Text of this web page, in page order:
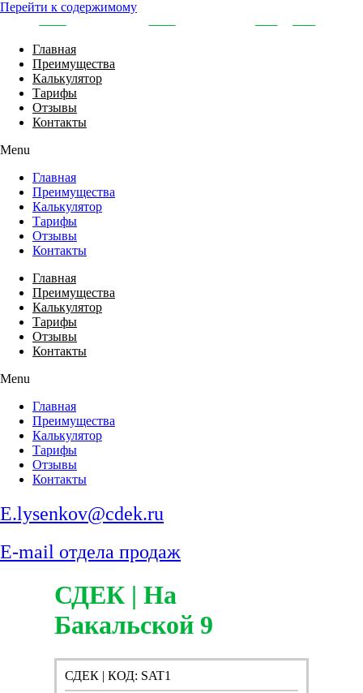
Перейти к содержимому
Главная
Преимущества
Калькулятор
Тарифы
Отзывы
Контакты
Menu
Главная
Преимущества
Калькулятор
Тарифы
Отзывы
Контакты
Главная
Преимущества
Калькулятор
Тарифы
Отзывы
Контакты
Menu
Главная
Преимущества
Калькулятор
Тарифы
Отзывы
Контакты
E.lysenkov@cdek.ru
E-mail отдела продаж
СДЕК | На
Бакальской 9
СДЕК | КОД: SAT1